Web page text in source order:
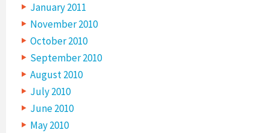
January 2011
November 2010
October 2010
September 2010
August 2010
July 2010
June 2010
May 2010